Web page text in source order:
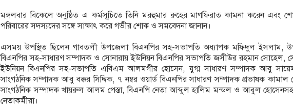
মঙ্গলবার বিকেলে অনুষ্ঠিত এ কর্মসূচিতে তিনি মরহুমার রুহের মাগফিরাত কামনা করেন এবং
পরিবারের সদস্যদের সঙ্গে সাক্ষাৎ করে গভীর শোক ও সমবেদনা জানান।
এসময় উপস্থিত ছিলেন গাবতলী উপজেলা বিএনপির সহ-সভাপতি অধ্যাপক মফিদুল ইসলাম,
বিএনপির সহ-সাধারণ সম্পাদক ও সোনারায় ইউনিয়ন বিএনপির সভাপতি জসীউর রহমান সোহেল,
ইউনিয়ন বিএনপির সহ-সভাপতি এবিএম আলমগীর হোসেন, যুগ্ম সাধারণ সম্পাদক আবু
সাংগঠনিক সম্পাদক আবু বক্কর সিদ্দিক, ৭ নম্বর ওয়ার্ড বিএনপির সাধারণ সম্পাদক প্রভাষক কামাল
সাংগঠনিক সম্পাদক খায়রুল আলম পেস্তা, বিএনপি নেতা আব্দুল হালিম মন্ডল ও আবুল হোসেনসহ
নেতাকর্মীরা।